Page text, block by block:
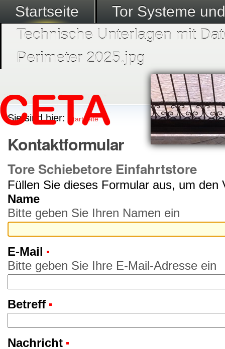
Startseite
Tor Systeme
Technische Unterlagen mit
Perimeter 2025.jpg
Sie sind hier: Startseite
Kontaktformular
Tore Schiebetore Einfahrtstore
Füllen Sie dieses Formular aus, um
Name
Bitte geben Sie Ihren Namen ein
E-Mail
Bitte geben Sie Ihre E-Mail-Adresse ein
Betreff
Nachricht